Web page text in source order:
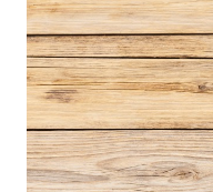
2.1.3
NPO法
for All：
包括的な
支援に特